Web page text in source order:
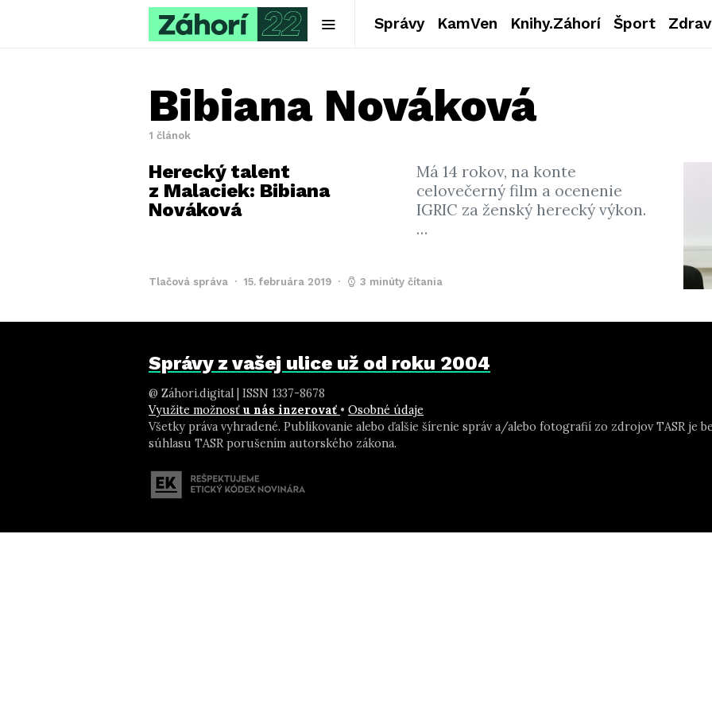
Správy KamVen Knihy.Záhorí Šport
Bibiana Nováková
1 článok
Herecký talent
z Malaciek: Bibiana
Nováková
Má 14 rokov, na konte
celovečerný film a ocenenie
IGRIC za ženský herecký výkon.
…
Tlačová správa 15. februára 2019 3 minúty čítania
Správy z vašej ulice už od roku 2004
@ Záhori.digital | ISSN 1337-8678
Využite možnosť u nás inzerovať • Osobné údaje
Všetky práva vyhradené. Publikovanie alebo ďalšie šírenie správ a/alebo fotografií zo zdrojov TASR je
súhlasu TASR porušením autorského zákona.